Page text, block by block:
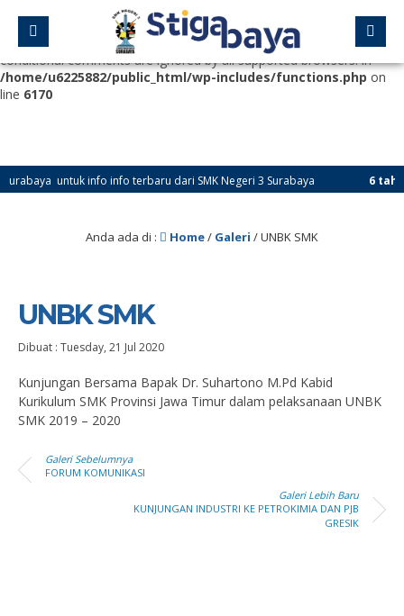
Deprecated
: Function WP_Dependencies->add_data() was called
with an argument that is
deprecated
since version 6.9.0! IE
conditional comments are ignored by all supported browsers. in
/home/u6225882/public_html/wp-includes/functions.php on
line 6170
untuk info info terbaru dari SMK Negeri 3 Surabaya 6
Anda ada di : Home/ Galeri /UNBK SMK
UNBK SMK
Dibuat : Tuesday, 21 Jul 2020
Kunjungan Bersama Bapak Dr. Suhartono M.Pd Kabid
Kurikulum SMK Provinsi Jawa Timur dalam pelaksanaan UNBK
SMK 2019 – 2020
Galeri Sebelumnya
FORUM KOMUNIKASI
Galeri Lebih Baru
KUNJUNGAN INDUSTRI KE PETROKIMIA DAN PJB
GRESIK